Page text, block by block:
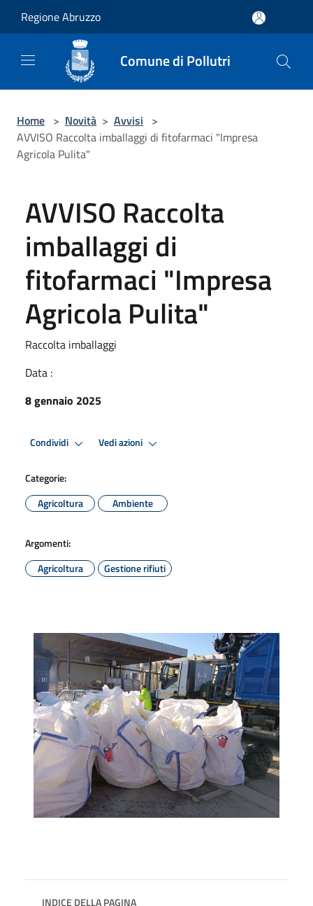
Regione Abruzzo
Comune di Pollutri
Home > Novità > Avvisi >
AVVISO Raccolta imballaggi di fitofarmaci "Impresa
Agricola Pulita"
AVVISO Raccolta
imballaggi di
fitofarmaci "Impresa
Agricola Pulita"
Raccolta imballaggi
Data :
8 gennaio 2025
Condividi Vedi azioni
Categorie:
Agricoltura
Ambiente
Argomenti:
Agricoltura
Gestione rifiuti
INDICE DELLA PAGINA